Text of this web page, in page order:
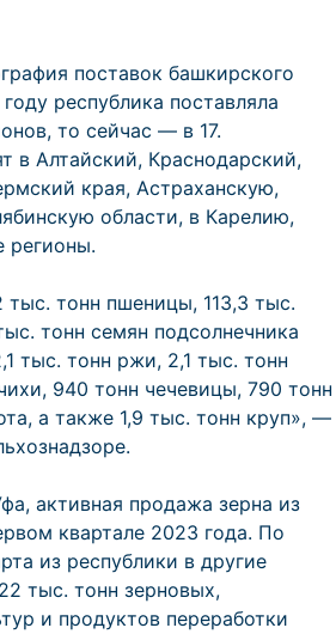
поставок башкирского
республика поставляла
то сейчас — в 17.
в Алтайский, Краснодарский,
края, Астраханскую,
области, в Карелию,
регионы.
тыс. тонн пшеницы, 113,3 тыс.
тонн семян подсолнечника
тыс. тонн ржи, 2,1 тыс. тонн
940 тонн чечевицы, 790 тонн
а также 1,9 тыс. тонн круп», —
активная продажа зерна из
квартале 2023 года. По
из республики в другие
тыс. тонн зерновых,
и продуктов переработки